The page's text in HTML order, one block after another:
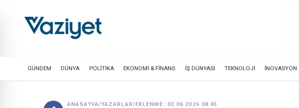
GÜNDEM DÜNYA POLİTİKA EKONOMİ & FİNANS İŞ DÜNYASI TEKNOLOJİ İNOVASYON
ANASAYFA/YAZARLAR/EKLENME: 03.06.2026 08:45